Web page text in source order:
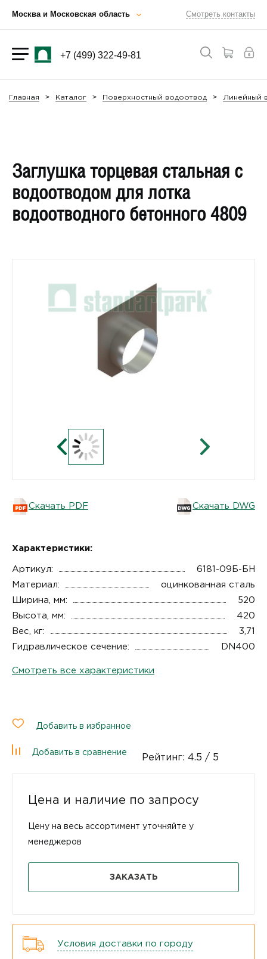
Москва и Московская область Смотреть контакты
+7 (499) 322-49-81
Главная Каталог Поверхностный водоотвод Линейный
Заглушка торцевая стальная с
водоотводом для лотка
водоотводного бетонного 4809
Скачать PDF Скачать DWG
Характеристики:
Артикул:
6181-09Б-БН
Материал:
оцинкованная сталь
Ширина, мм:
520
Высота, мм:
420
Вес, кг:
3,71
Гидравлическое сечение:
DN400
Смотреть все характеристики
Добавить в избранное
Добавить в сравнение
Рейтинг: 4.5 / 5
Цена и наличие по запросу
Цену на весь ассортимент уточняйте у
менеджеров
ЗАКАЗАТЬ
Условия доставки по городу